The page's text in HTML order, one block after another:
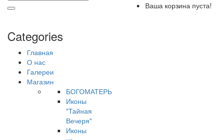
Ваша корзина пуста!
Categories
Главная
О нас
Галереи
Магазин
БОГОМАТЕРЬ
Иконы
"Тайная
Вечеря"
Иконы